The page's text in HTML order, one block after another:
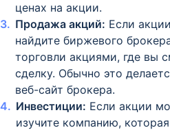
ценах на акции.
Продажа акций: Если
найдите биржевого
торговли акциями, где вы
сделку. Обычно это
веб-сайт брокера.
Инвестиции: Если акции
изучите компанию,